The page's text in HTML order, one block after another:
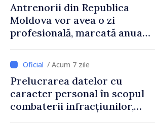
Antrenorii din Republica
Moldova vor avea o zi
profesională, marcată anual
/ Acum 7 zile
Prelucrarea datelor cu
caracter personal în scopul
combaterii infracțiunilor,